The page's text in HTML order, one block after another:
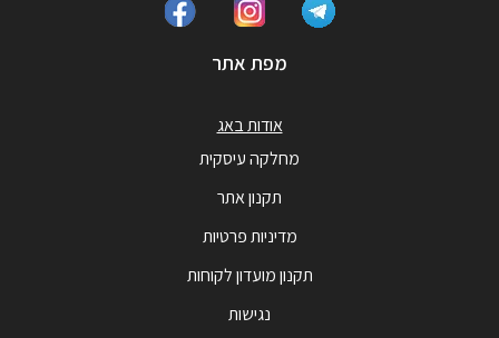
מפת אתר
אודות באג
מחלקה עיסקית
תקנון אתר
מדיניות פרטיות
תקנון מועדון לקוחות
נגישות